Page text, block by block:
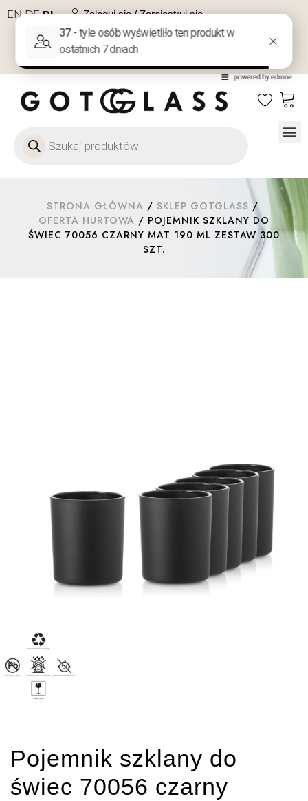
EN DE PL Zaloguj się / Zarejestruj się
NA PREZENT
STRONA GŁÓWNA / SKLEP GOTGLASS /
OFERTA HURTOWA / POJEMNIK SZKLANY DO
ŚWIEC 70056 CZARNY MAT 190 ML ZESTAW 300
SZT.
Pojemnik szklany do
świec 70056 czarny